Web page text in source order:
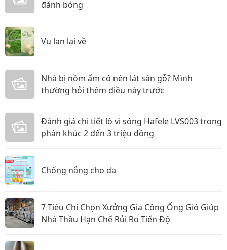
đánh bóng
Vu lan lại về
Nhà bị nồm ẩm có nên lát sàn gỗ? Mình
thường hỏi thêm điều này trước
Đánh giá chi tiết lò vi sóng Hafele LVS003 trong
phân khúc 2 đến 3 triệu đồng
Chống nắng cho da
7 Tiêu Chí Chọn Xưởng Gia Công Ống Gió Giúp
Nhà Thầu Hạn Chế Rủi Ro Tiến Độ